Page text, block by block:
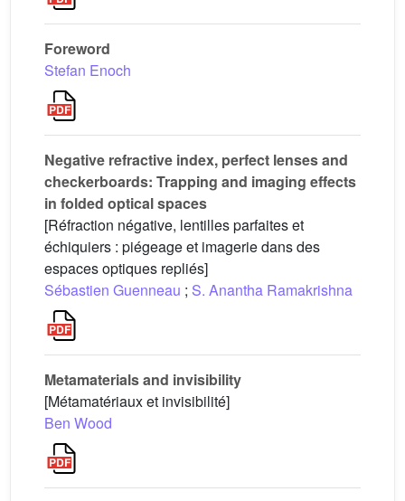
Foreword
Stefan Enoch
Negative refractive index, perfect lenses and
checkerboards: Trapping and imaging effects
in folded optical spaces
[Réfraction négative, lentilles parfaites et
échiquiers : piégeage et imagerie dans des
espaces optiques repliés]
Sébastien Guenneau ; S. Anantha Ramakrishna
Metamaterials and invisibility
[Métamatériaux et invisibilité]
Ben Wood